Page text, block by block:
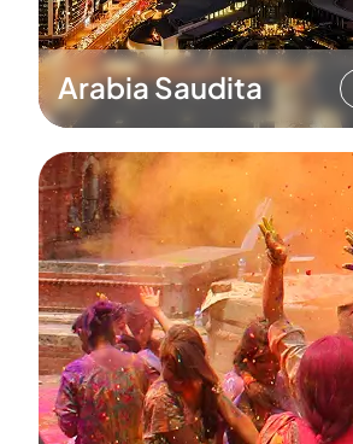
Arabia Saudita